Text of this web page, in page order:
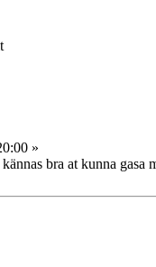
»
bra at kunna